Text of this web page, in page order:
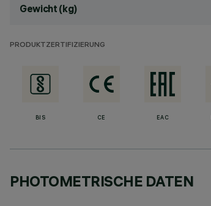
Gewicht (kg)
PRODUKTZERTIFIZIERUNG
BIS CE EAC
PHOTOMETRISCHE DATEN